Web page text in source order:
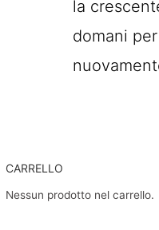
CARRELLO
Nessun prodotto nel carrello.
la
domani